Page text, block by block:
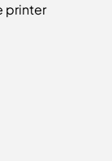
printer